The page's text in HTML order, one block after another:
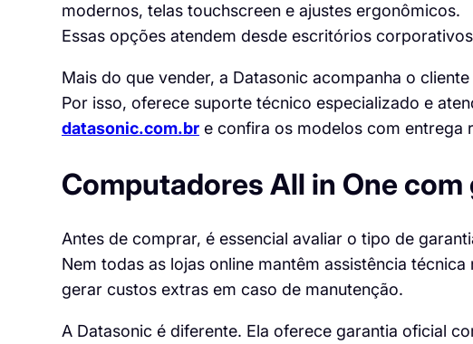
modernos, telas touchscreen e ajustes ergonômicos.
Essas opções atendem desde escritórios
Mais do que vender, a Datasonic acompanha o
Por isso, oferece suporte técnico especializado e
datasonic.com.bre confira os modelos com entrega
Computadores All in One
Antes de comprar, é essencial avaliar o tipo de
Nem todas as lojas online mantêm assistência
gerar custos extras em caso de manutenção.
A Datasonic é diferente. Ela oferece garantia oficial